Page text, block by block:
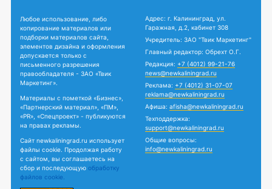
Любое использование, либо
копирование материалов или
подборки материалов сайта,
элементов дизайна и оформления
допускается только с
письменного разрешения
правообладателя - ЗАО «Твик
Маркетинг».
Материалы с пометкой «Бизнес»,
«Партнерский материал», «ПМ»,
«PR», «Спецпроект» - публикуются
на правах рекламы.
Сайт newkaliningrad.ru использует
файлы cookie. Продолжая работу
с сайтом, вы соглашаетесь на
сбор и последующую обработку
файлов cookie.
Адрес: г. Калининград, ул.
Гаражная, д.2, кабинет 308
Учредитель: ЗАО "Твик Маркетинг"
Главный редактор: Обрехт О.Г.
Редакция: +7 (4012) 99-21-76
news@newkaliningrad.ru
Реклама: +7 (4012) 31-07-07
reklama@newkaliningrad.ru
Афиша: afisha@newkaliningrad.ru
Техподдержка:
support@newkaliningrad.ru
Общие вопросы:
info@newkaliningrad.ru